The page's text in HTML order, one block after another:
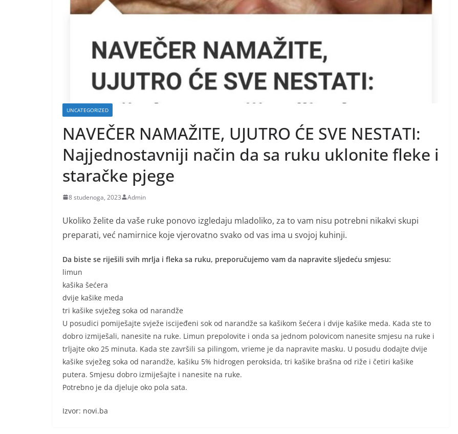
UNCATEGORIZED
NAVEČER NAMAŽITE, UJUTRO ĆE SVE NESTATI:
Najjednostavniji način da sa ruku uklonite fleke i
staračke pjege
8 studenoga, 2023 Admin
Ukoliko želite da vaše ruke ponovo izgledaju mladoliko, za to vam nisu potrebni nikakvi skupi
preparati, već namirnice koje vjerovatno svako od vas ima u svojoj kuhinji.
Da biste se riješili svih mrlja i fleka sa ruku, preporučujemo vam da napravite sljedeću smjesu:
limun
kašika šećera
dvije kašike meda
tri kašike svježeg soka od narandže
U posudici pomiješajte svježe iscijeđeni sok od narandže sa kašikom šećera i dvije kašike meda. Kada ste to
dobro izmiješali, nanesite na ruke. Limun prepolovite i onda sa jednom polovicom nanesite smjesu na ruke i
trljajte oko 25 minuta. Kada ste završili sa pilingom, vrieme je da napravite masku. U posudu dodajte dvije
kašike svježeg soka od narandže, kašiku 5% hidrogen peroksida, tri kašike brašna od riže i četiri kašike
putera. Smjesu dobro izmiješajte i nanesite na ruke.
Potrebno je da djeluje oko pola sata.
Izvor: novi.ba